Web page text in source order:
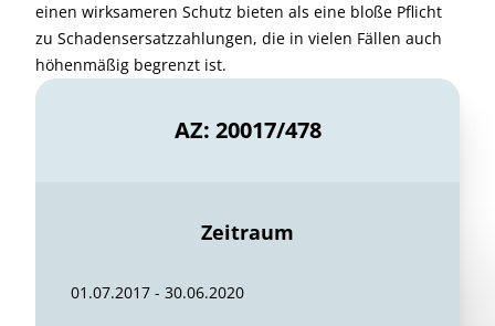
einen wirksameren Schutz bieten als eine bloße Pflicht
zu Schadensersatzzahlungen, die in vielen Fällen auch
höhenmäßig begrenzt ist.
AZ: 20017/478
Zeitraum
01.07.2017 - 30.06.2020